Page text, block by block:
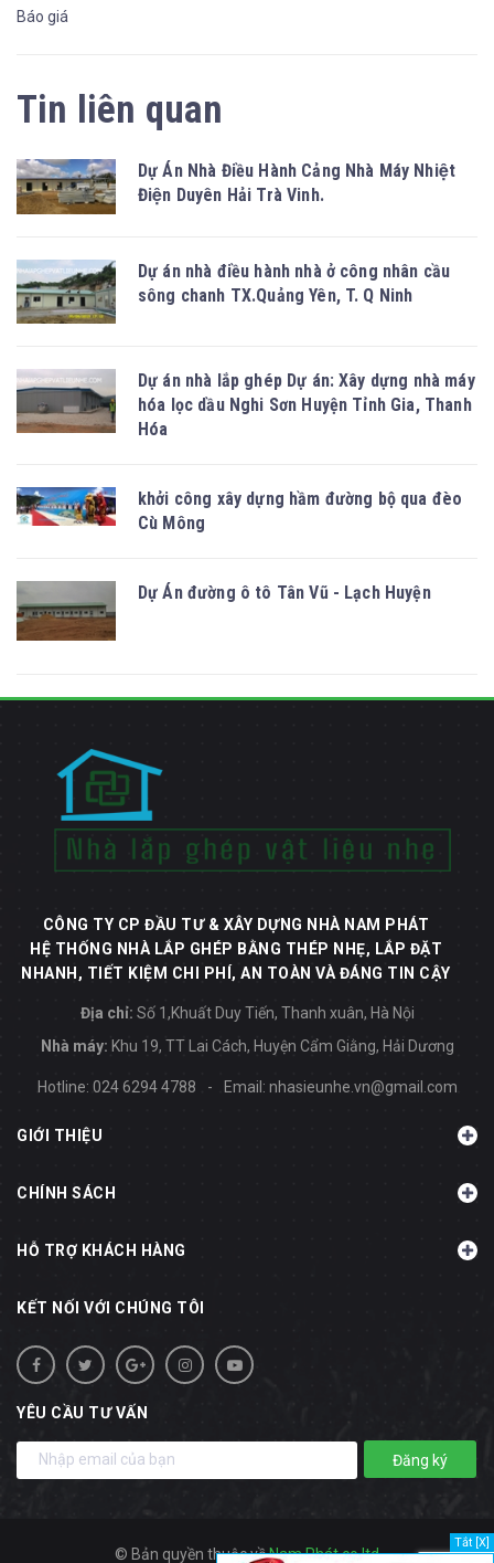
Báo giá
Tin liên quan
Dự Án Nhà Điều Hành Cảng Nhà Máy Nhiệt
Điện Duyên Hải Trà Vinh.
Dự án nhà điều hành nhà ở công nhân cầu
sông chanh TX.Quảng Yên, T. Q Ninh
Dự án nhà lắp ghép Dự án: Xây dựng nhà máy
hóa lọc dầu Nghi Sơn Huyện Tỉnh Gia, Thanh
Hóa
khởi công xây dựng hầm đường bộ qua đèo
Cù Mông
Dự Án đường ô tô Tân Vũ - Lạch Huyện
CÔNG TY CP ĐẦU TƯ & XÂY DỰNG NHÀ NAM PHÁT
HỆ THỐNG NHÀ LẮP GHÉP BẰNG THÉP NHẸ, LẮP ĐẶT
NHANH, TIẾT KIỆM CHI PHÍ, AN TOÀN VÀ ĐÁNG TIN CẬY
Địa chỉ: Số 1,Khuất Duy Tiến, Thanh xuân, Hà Nội
Nhà máy: Khu 19, TT Lai Cách, Huyện Cẩm Giằng, Hải Dương
Hotline: 024 6294 4788 - Email: nhasieunhe.vn@gmail.com
GIỚI THIỆU
CHÍNH SÁCH
HỖ TRỢ KHÁCH HÀNG
KẾT NỐI VỚI CHÚNG TÔI
YÊU CẦU TƯ VẤN
Đăng ký
© Bản quyền thuộc vềNam Phát co.ltd
Tắt [X]